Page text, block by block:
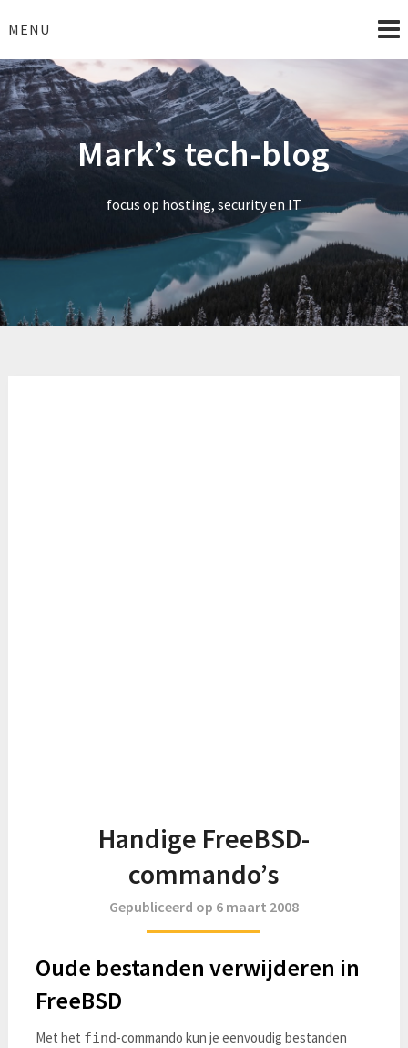
toMENU
Mark’s tech-blog
focus op hosting, security en IT
Handige FreeBSD-
commando’s
Gepubliceerd op 6 maart 2008
Oude bestanden verwijderen in
FreeBSD
Met het find-commando kun je eenvoudig bestanden